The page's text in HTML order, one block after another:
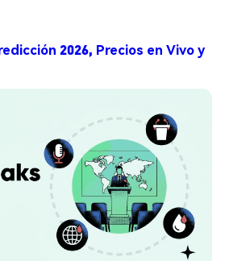
2026, Precios en Vivo y